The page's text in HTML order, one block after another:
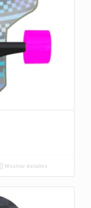
Mostrar detalles